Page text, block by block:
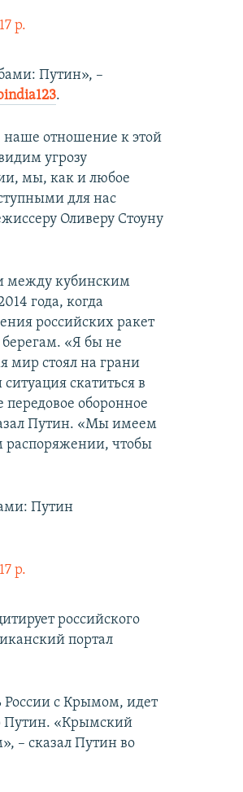
р.
Путин», –
.
наше отношение к этой
угрозу
мы, как и любое
для нас
Оливеру Стоуну
между кубинским
года, когда
российских ракет
«Я бы не
мир стоял на грани
скатиться в
оборонное
Путин. «Мы имеем
распоряжении, чтобы
Путин
р.
российского
портал
России с Крымом, идет
Путин. «Крымский
– сказал Путин во